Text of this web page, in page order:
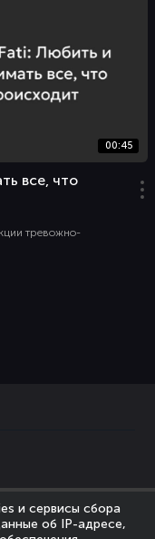
00:45
все, что
тревожно-
и сервисы сбора
об IP-адресе,